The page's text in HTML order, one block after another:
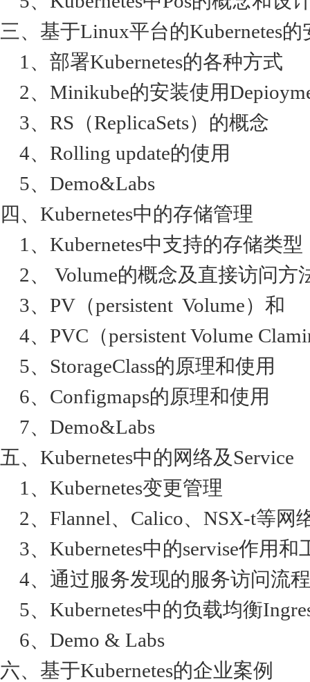
三、基于Linux平台的Kubernetes
1、部署Kubernetes的各种方式
2、Minikube的安装使用
3、RS（ReplicaSets）的概念
4、Rolling update的使用
5、Demo&Labs
四、Kubernetes中的存储管理
1、Kubernetes中支持的存储类型
2、 Volume的概念及直接访问方
3、PV（persistent Volume）和
4、PVC（persistent Volume
5、StorageClass的原理和使用
6、Configmaps的原理和使用
7、Demo&Labs
五、Kubernetes中的网络及Service
1、Kubernetes变更管理
2、Flannel、Calico、NSX-t等网
3、Kubernetes中的servise作用和
4、通过服务发现的服务访问流程
5、Kubernetes中的负载均衡
6、Demo & Labs
六、基于Kubernetes的企业案例